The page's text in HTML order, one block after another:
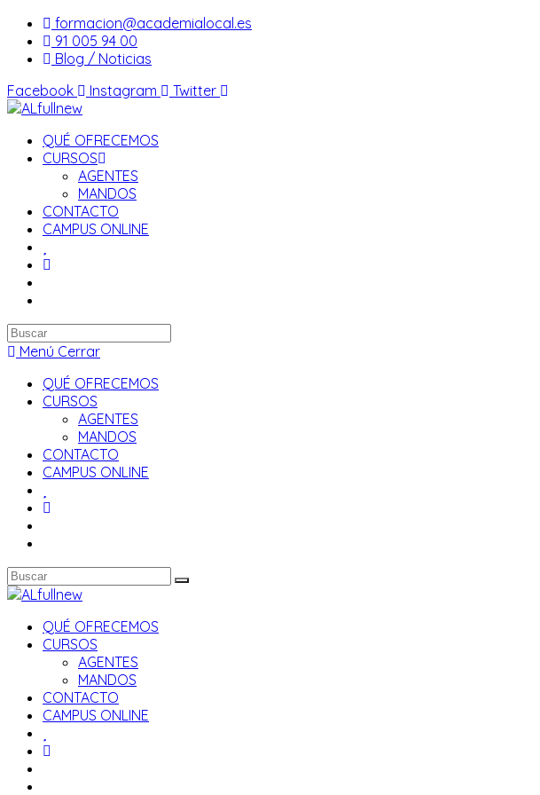
Saltar
contenido
formacion@academialocal.es
91 005 94 00
Blog / Noticias
Facebook
Instagram Twitter
QUÉ OFRECEMOS
CURSOS
AGENTES
MANDOS
CONTACTO
CAMPUS ONLINE
Buscar
en
web
Menú Cerrar
QUÉ OFRECEMOS
CURSOS
AGENTES
MANDOS
CONTACTO
CAMPUS ONLINE
QUÉ OFRECEMOS
CURSOS
AGENTES
MANDOS
CONTACTO
CAMPUS ONLINE